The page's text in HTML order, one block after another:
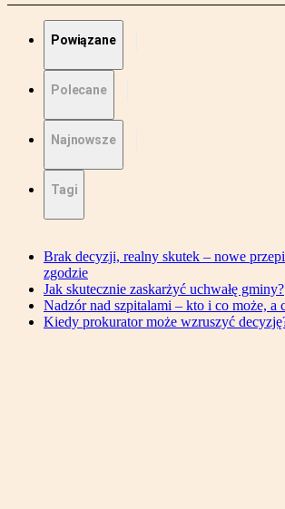
Powiązane
Polecane
Najnowsze
Tagi
Brak decyzji, realny skutek – nowe
zgodzie
Jak skutecznie zaskarżyć uchwałę gminy?
Nadzór nad szpitalami – kto i co może, a
Kiedy prokurator może wzruszyć